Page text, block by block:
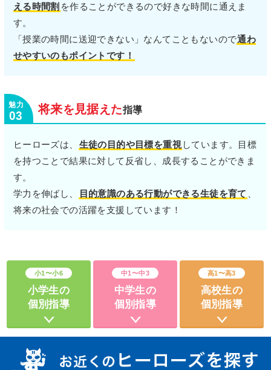
える時間割 を作ることができるので好きな時間に通えま
す。
「授業の時間に送迎できない」なんてこともないので通わ
せやすいのもポイントです！
03 将来を 見据えた指導
ヒーローズは、 生徒の目的や目標を重視 しています。目標
を持つことで結果に対して反省し、成長することができま
す。
学力を伸ばし、
目的意識のある行動ができる生徒を育て
将来の社会での活躍を支援しています！
小学生の
個別指導
小1〜小6
中学生の
個別指導
中1〜中3
高校生の
個別指導
高1〜高3